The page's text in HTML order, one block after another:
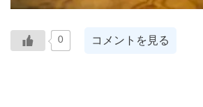
0 コメントを見る